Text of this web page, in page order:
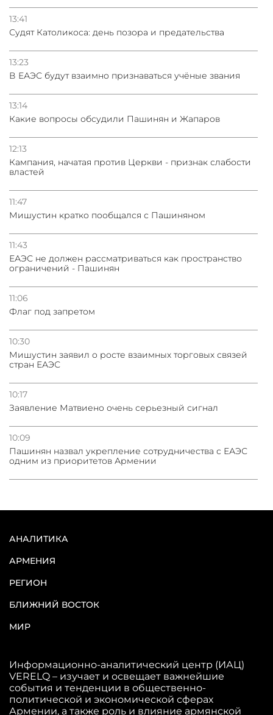
13:41
Судят Католикоса: день позора и предательства
13:23
В ЕАЭС будут взаимно признаваться учёные звания
13:14
Какие вопросы обсудили Пашинян и Жапаров
12:13
Кампания, начатая против Церкви - признак слабости
властей
11:47
Мишустин кратко пообщался с Пашиняном
11:43
ЕАЭС не должен рассматриваться как пространство
ограничений - Пашинян
11:06
Флаг под запретом
10:30
Мишустин заявил о росте взаимных торговых связей
стран ЕАЭС
10:17
Заявление Матвиено очень серьезный сигнал
10:09
Пашинян назвал укрепление сотрудничества с ЕАЭС
одним из приоритетов Армении
АНАЛИТИКА
АРМЕНИЯ
РЕГИОН
БЛИЖНИЙ ВОСТОК
МИР
Информационно-аналитический центр (ИАЦ)
VERELQ – изучает и освещает важнейшие
события и тенденции в общественно-
политической и экономической сферах
Армении, а также роль и влияние армянской